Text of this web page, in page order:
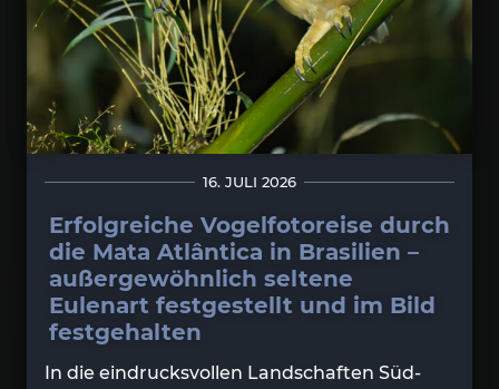
16. JULI 2026
Erfolgreiche Vogelfotoreise durch
die Mata Atlântica in Brasilien –
außergewöhnlich seltene
Eulenart festgestellt und im Bild
festgehalten
In die eindrucksvollen Landschaften Süd-